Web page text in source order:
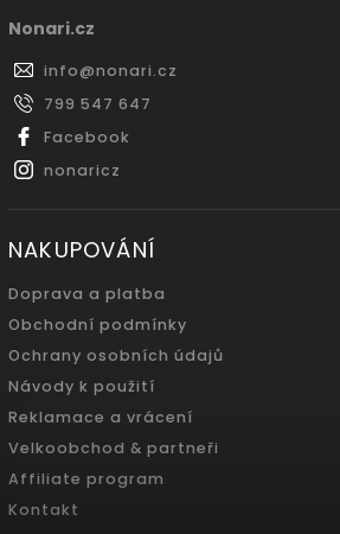
Nonari.cz
info@nonari.cz
799 547 647
Facebook
nonaricz
NAKUPOVÁNÍ
Doprava a platba
Obchodní podmínky
Ochrany osobních údajů
Návody k použití
Reklamace a vrácení
Velkoobchod & partneři
Affiliate program
Kontakt